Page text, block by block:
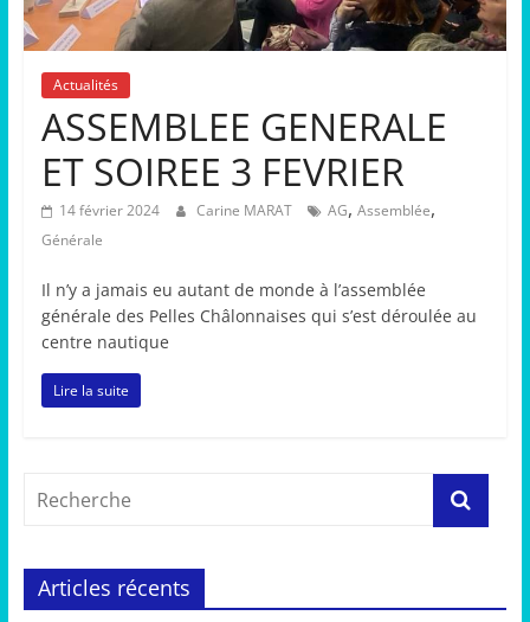
Actualités
ASSEMBLEE GENERALE
ET SOIREE 3 FEVRIER
14 février 2024 Carine MARAT AG, Assemblée,
Générale
Il n’y a jamais eu autant de monde à l’assemblée
générale des Pelles Châlonnaises qui s’est déroulée au
centre nautique
Lire la suite
Articles récents